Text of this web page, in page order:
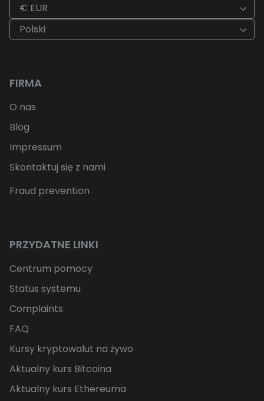
€ EUR
Polski
FIRMA
O nas
Blog
Impressum
Skontaktuj się z nami
Fraud prevention
PRZYDATNE LINKI
Centrum pomocy
Status systemu
Complaints
FAQ
Kursy kryptowalut na żywo
Aktualny kurs Bitcoina
Aktualny kurs Ethereuma